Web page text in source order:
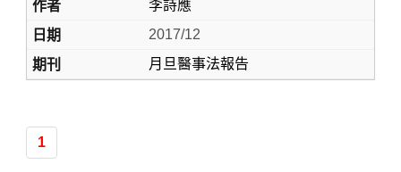
李詩應
2017/12
月旦醫事法報告
1